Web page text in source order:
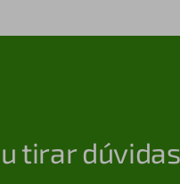
tirar